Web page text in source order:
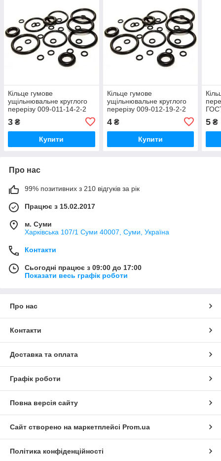
Кільце гумове
ущільнювальне круглого
перерізу 009-011-14-2-2
3 ₴
Купити
Кільце гумове
ущільнювальне круглого
перерізу 009-012-19-2-2
4₴
Купити
5 ₴
Про нас
99% позитивних з 210 відгуків за рік
Працює з 15.02.2017
м. Суми
Харківська 107/1 Суми 40007, Суми, Україна
Контакти
Сьогодні працює з 09:00 до 17:00
Показати весь графік роботи
Про нас
Контакти
Доставка та оплата
Графік роботи
Повна версія сайту
Сайт створено на маркетплейсі Prom.ua
Політика конфіденційності